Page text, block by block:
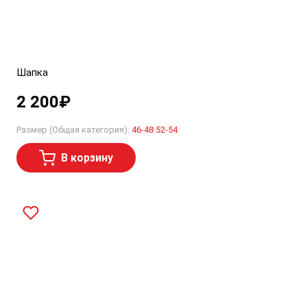
Шапка
2 200₽
Размер (Общая категория): 46-48 52-54
В корзину